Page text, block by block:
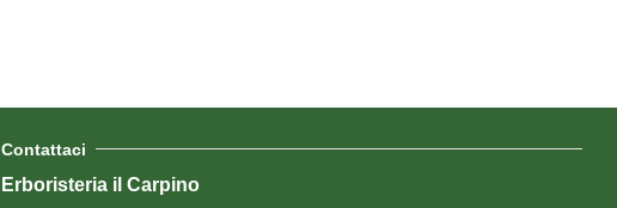
Contattaci
Erboristeria il Carpino